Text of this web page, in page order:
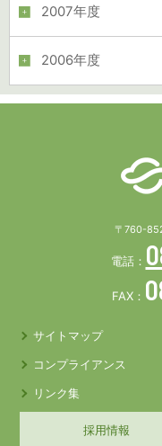
2007年度
2006年度
〒760-
電話：
FAX：
サイトマップ
コンプライアンス
リンク集
採用情報